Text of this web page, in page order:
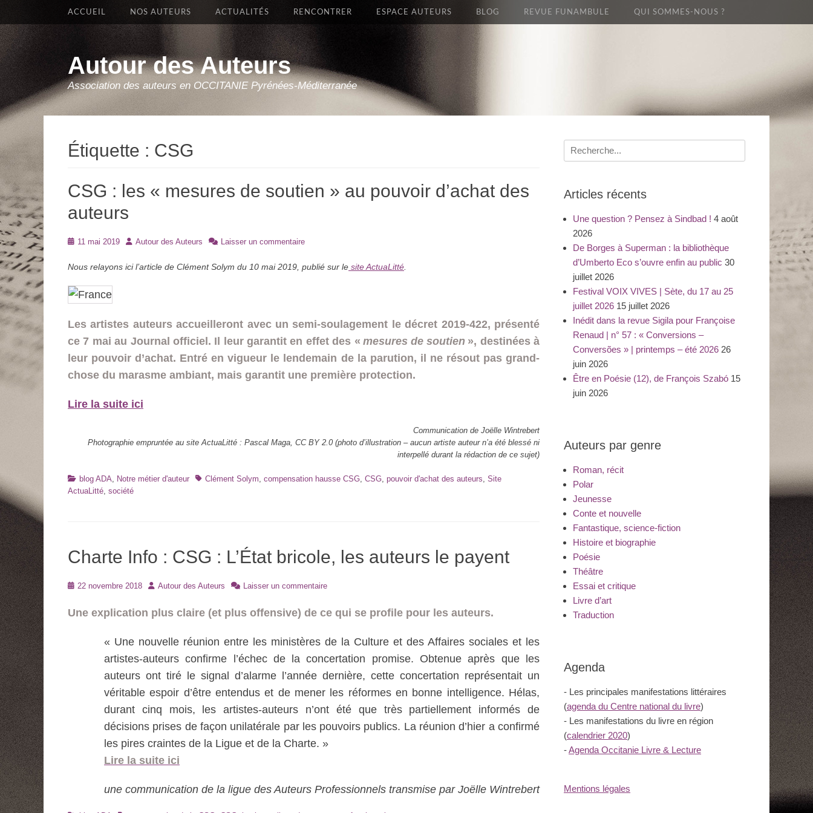
Autour des Auteurs
Association des auteurs en OCCITANIE Pyrénées-Méditerranée
Premier Menu
Aller
ACCUEIL NOS AUTEURS ACTUALITÉS RENCONTRER ESPACE AUTEURS BLOG REVUE FUNAMBULE QUI SOMMES-NOUS ?
Étiquette : CSG
CSG : les « mesures de soutien » au pouvoir d’achat des
auteurs
Posté11 mai 2019 Auteur
Autour des Auteurs Laisser un commentaire
Nous relayons ici l’article de Clément Solym du 10 mai 2019, publié sur le site ActuaLitté
Les artistes auteurs accueilleront avec un semi-soulagement le décret 2019-422, présenté
ce 7 mai au Journal officiel. Il leur garantit en effet des « mesures de soutien », destinées à
leur pouvoir d’achat. Entré en vigueur le lendemain de la parution, il ne résout pas grand-
chose du marasme ambiant, mais garantit une première protection.
Lire la suite ici
Communication de Joëlle Wintrebert
Photographie empruntée au site ActuaLitté : Pascal Maga, CC BY 2.0 (photo d’illustration – aucun artiste auteur n’a été blessé ni
interpellé durant la rédaction de ce sujet)
Catégories
blog ADA, Notre métier d'auteur TagsClément Solym, compensation hausse CSG, CSG, pouvoir d'achat des auteurs, Site
ActuaLitté, société
Charte Info : CSG : L’État bricole, les auteurs le payent
Posté22 novembre 2018 Auteur
Autour des Auteurs Laisser un commentaire
Une explication plus claire (et plus offensive) de ce qui se profile pour les auteurs.
« Une nouvelle réunion entre les ministères de la Culture et des Affaires sociales et les
artistes-auteurs confirme l’échec de la concertation promise. Obtenue après que les
auteurs ont tiré le signal d’alarme l’année dernière, cette concertation représentait un
véritable espoir d’être entendus et de mener les réformes en bonne intelligence. Hélas,
durant cinq mois, les artistes-auteurs n’ont été que très partiellement informés de
décisions prises de façon unilatérale par les pouvoirs publics. La réunion d’hier a confirmé
les pires craintes de la Ligue et de la Charte. »
Lire la suite ici
une communication de la ligue des Auteurs Professionnels transmise par Joëlle Wintrebert
Recherche
pour
Articles récents
Une question ? Pensez à Sindbad ! 4 août
2026
De Borges à Superman : la bibliothèque
d’Umberto Eco s’ouvre enfin au public 30
juillet 2026
Festival VOIX VIVES | Sète, du 17 au 25
juillet 2026 15 juillet 2026
Inédit dans la revue Sigila pour Françoise
Renaud | n° 57 : « Conversions –
Conversões » | printemps – été 2026 26
juin 2026
Être en Poésie (12), de François Szabó 15
juin 2026
Auteurs par genre
Roman, récit
Polar
Jeunesse
Conte et nouvelle
Fantastique, science-fiction
Histoire et biographie
Poésie
Théâtre
Essai et critique
Livre d’art
Traduction
Agenda
- Les principales manifestations littéraires
(agenda du Centre national du livre)
- Les manifestations du livre en région
(calendrier 2020)
-Agenda Occitanie Livre & Lecture
Mentions légales